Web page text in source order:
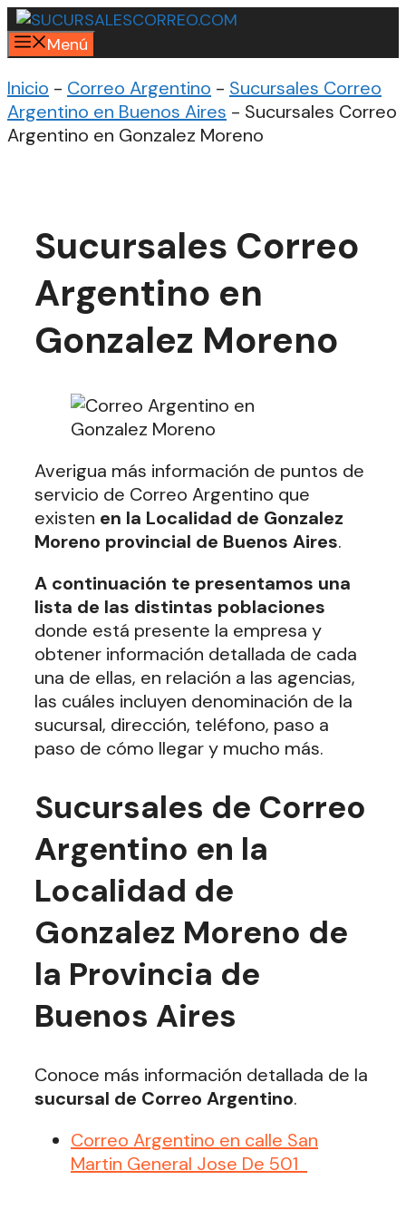
Saltar
al
contenido
Menú
Inicio - Correo Argentino - Sucursales Correo
Argentino en Buenos Aires - Sucursales Correo
Argentino en Gonzalez Moreno
Sucursales Correo
Argentino en
Gonzalez Moreno
Averigua más información de puntos de
servicio de Correo Argentino que
existen en la Localidad de Gonzalez
Moreno provincial de Buenos Aires.
A continuación te presentamos una
lista de las distintas poblaciones
donde está presente la empresa y
obtener información detallada de cada
una de ellas, en relación a las agencias,
las cuáles incluyen denominación de la
sucursal, dirección, teléfono, paso a
paso de cómo llegar y mucho más.
Sucursales de Correo
Argentino en la
Localidad de
Gonzalez Moreno de
la Provincia de
Buenos Aires
Conoce más información detallada de la
sucursal de Correo Argentino.
Correo Argentino en calle San
Martin General Jose De 501